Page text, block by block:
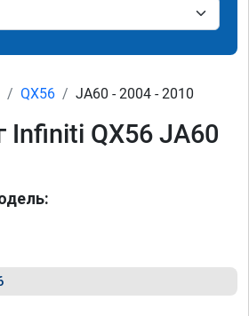
QX56 JA60 - 2004 - 2010
Infiniti QX56 JA60